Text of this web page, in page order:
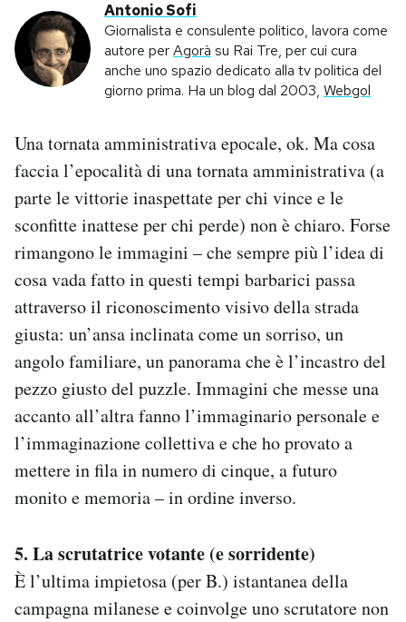
Cultura
Economia
Sport
Europa
Altrecose
Mondiali calcio 2026
NEWSLETTER
I MIEI PREFERITI
SHOP
CALENDARIO
AREA PERSONALE
Area Personale
Regala il Post
Hai bisogno di aiuto?
Esci
Antonio Sofi
Giornalista e consulente politico, lavora come
autore perAgorà su Rai Tre, per cui cura
anche uno spazio dedicato alla tv politica del
giorno prima. Ha un blog dal 2003, Webgol
Una tornata amministrativa epocale, ok. Ma cosa
faccia l’epocalità di una tornata amministrativa (a
parte le vittorie inaspettate per chi vince e le
sconfitte inattese per chi perde) non è chiaro. Forse
rimangono le immagini – che sempre più l’idea di
cosa vada fatto in questi tempi barbarici passa
attraverso il riconoscimento visivo della strada
giusta: un’ansa inclinata come un sorriso, un
angolo familiare, un panorama che è l’incastro del
pezzo giusto del puzzle. Immagini che messe una
accanto all’altra fanno l’immaginario personale e
l’immaginazione collettiva e che ho provato a
mettere in fila in numero di cinque, a futuro
monito e memoria – in ordine inverso.
5. La scrutatrice votante (e sorridente)
È l’ultima impietosa (per B.) istantanea della
campagna milanese e coinvolge uno scrutatore non